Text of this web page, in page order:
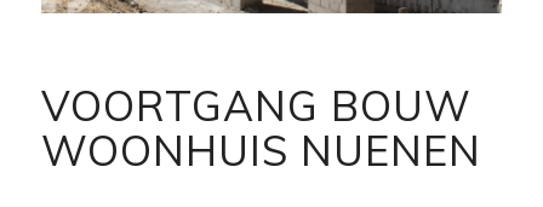
VOORTGANG BOUW
WOONHUIS NUENEN